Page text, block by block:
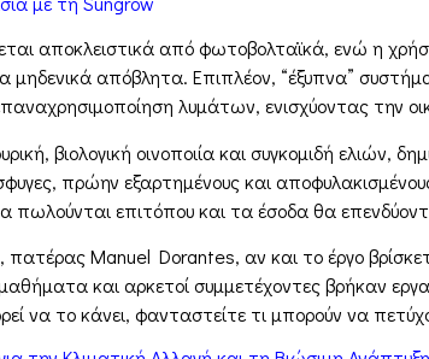
αποκλειστικά από φωτοβολταϊκά, ενώ η
απόβλητα. Επιπλέον, “έξυπνα”
λυμάτων, ενισχύοντας την
βιολογική οινοποιία και συγκομιδή ελιών,
πρώην εξαρτημένους και
πωλούνται επιτόπου και τα έσοδα θα
Manuel Dorantes, αν και το έργο
και αρκετοί συμμετέχοντες βρήκαν
να το κάνει, φανταστείτε τι μπορούν να